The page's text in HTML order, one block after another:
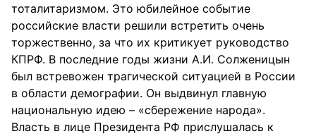
тоталитаризмом. Это юбилейное событие
российские власти решили встретить очень
торжественно, за что их критикует руководство
КПРФ. В последние годы жизни А.И. Солженицын
был встревожен трагической ситуацией в России
в области демографии. Он выдвинул главную
национальную идею – «сбережение народа».
Власть в лице Президента РФ прислушалась к